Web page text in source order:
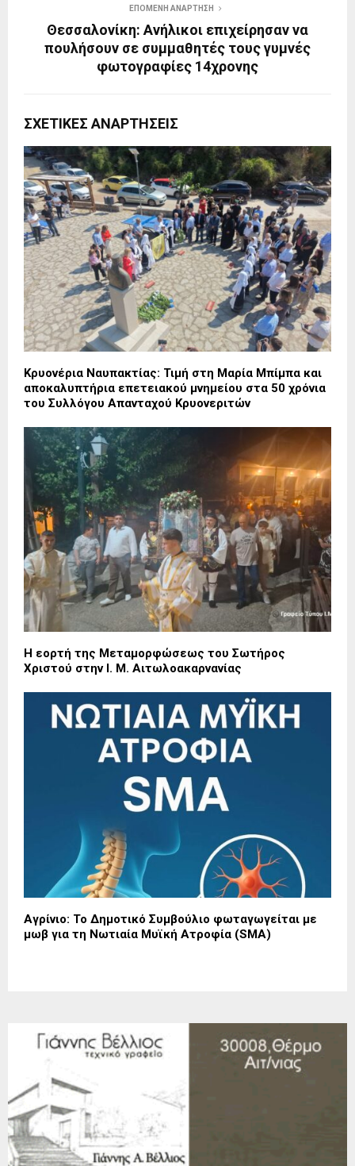
ΕΠΌΜΕΝΗ ΑΝΆΡΤΗΣΗ
Θεσσαλονίκη: Ανήλικοι επιχείρησαν να
πουλήσουν σε συμμαθητές τους γυμνές
φωτογραφίες 14χρονης
ΣΧΕΤΙΚΈΣ ΑΝΑΡΤΉΣΕΙΣ
Κρυονέρια Ναυπακτίας: Τιμή στη Μαρία Μπίμπα και
αποκαλυπτήρια επετειακού μνημείου στα 50 χρόνια
του Συλλόγου Απανταχού Κρυονεριτών
Η εορτή της Μεταμορφώσεως του Σωτήρος
Χριστού στην Ι. Μ. Αιτωλοακαρνανίας
Αγρίνιο: Το Δημοτικό Συμβούλιο φωταγωγείται με
μωβ για τη Νωτιαία Μυϊκή Ατροφία (SMA)